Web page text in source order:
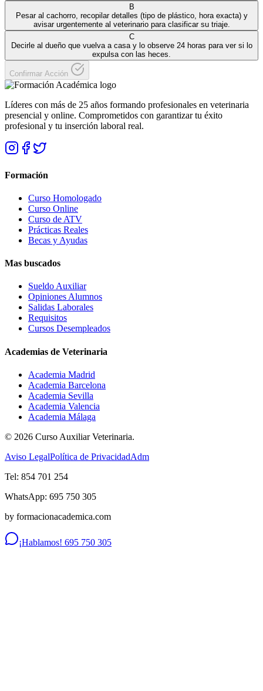
B
Pesar al cachorro, recopilar detalles (tipo de plástico, hora exacta) y
avisar urgentemente al veterinario para clasificar su triaje.
C
Decirle al dueño que vuelva a casa y lo observe 24 horas para ver si lo
expulsa con las heces.
Confirmar Acción
Líderes con más de 25 años formando profesionales en veterinaria
presencial y online. Comprometidos con garantizar tu éxito
profesional y tu inserción laboral real.
Formación
Curso Homologado
Curso Online
Curso de ATV
Prácticas Reales
Becas y Ayudas
Mas buscados
Sueldo Auxiliar
Opiniones Alumnos
Salidas Laborales
Requisitos
Cursos Desempleados
Academias de Veterinaria
Academia Madrid
Academia Barcelona
Academia Sevilla
Academia Valencia
Academia Málaga
© 2026 Curso Auxiliar Veterinaria.
Aviso LegalPolítica de PrivacidadAdm
Tel: 854 701 254
WhatsApp: 695 750 305
by formacionacademica.com
¡Hablamos! 695 750 305